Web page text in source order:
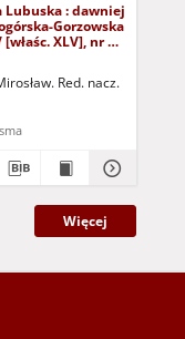
Lubuska : dawniej
Gorzowska
[właśc. XLV], nr 52
Red. nacz.
Więcej